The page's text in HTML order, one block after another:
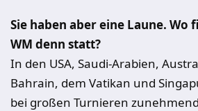
Sie haben aber eine Laune. Wo
WM denn statt?
In den USA, Saudi-Arabien,
Bahrain, dem Vatikan und
bei großen Turnieren